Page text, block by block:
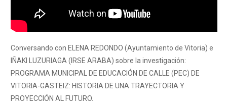
Conversando con ELENA REDONDO (Ayuntamiento de Vitoria) e
IÑAKI LUZURIAGA (IRSE ARABA) sobre la investigación:
PROGRAMA MUNICIPAL DE EDUCACIÓN DE CALLE (PEC) DE
VITORIA-GASTEIZ: HISTORIA DE UNA TRAYECTORIA Y
PROYECCIÓN AL FUTURO.